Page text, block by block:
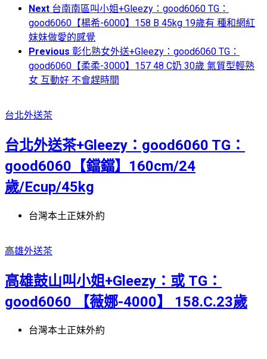
Next 台南南區叫小姐+Gleezy：good6060 TG：
good6060【楊希-6000】158 B 45kg 19歲有 種和網紅
妹妹做愛的感覺
Previous 彰化熟女外送+Gleezy：good6060 TG：
good6060【柔柔-3000】157 48 C奶 30歲 氣質型輕熟
女 互動好 不會趕時間
台北外送茶
台北外送茶+Gleezy：good6060 TG：
good6060【鐺鐺】160cm/24
歲/Ecup/45kg
台灣本土正妹外約
高雄外送茶
高雄鼓山叫小姐+Gleezy：或 TG：
good6060 【薇娜-4000】 158.C.23歲
台灣本土正妹外約